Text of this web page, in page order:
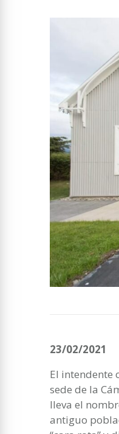
23/02/2021
El intendente
sede de la
lleva el
antiguo